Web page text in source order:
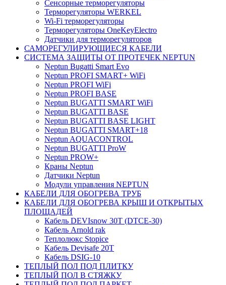
Сенсорные терморегуляторы
Терморегуляторы WERKEL
Wi-Fi терморегуляторы
Терморегуляторы OneKeyElectro
Датчики для терморегуляторов
САМОРЕГУЛИРУЮЩИЕСЯ КАБЕЛИ
СИСТЕМА ЗАЩИТЫ ОТ ПРОТЕЧЕК NEPTUN
Neptun Bugatti Smart Evo
Neptun PROFI SMART+ WiFi
Neptun PROFI WiFi
Neptun PROFI BASE
Neptun BUGATTI SMART WiFi
Neptun BUGATTI BASE
Neptun BUGATTI BASE LIGHT
Neptun BUGATTI SMART+18
Neptun AQUACONTROL
Neptun BUGATTI ProW
Neptun PROW+
Краны Neptun
Датчики Neptun
Модули управления NEPTUN
КАБЕЛИ ДЛЯ ОБОГРЕВА ТРУБ
КАБЕЛИ ДЛЯ ОБОГРЕВА КРЫШ И ОТКРЫТЫХ
ПЛОЩАДЕЙ
Кабель DEVIsnow 30Т (DTCE-30)
Кабель Arnold rak
Теплолюкс Stopice
Кабель Devisafe 20T
Кабель DSIG-10
ТЕПЛЫЙ ПОЛ ПОД ПЛИТКУ
ТЕПЛЫЙ ПОЛ В СТЯЖКУ